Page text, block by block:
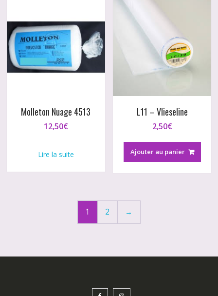
Molleton Nuage 4513
12,50€
Lire la suite
L11 – Vlieseline
2,50€
Ajouter au panier
1 2 →